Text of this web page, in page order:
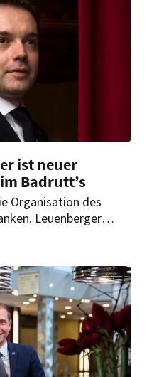
ist neuer
Badrutt’s
Organisation des
Leuenberger